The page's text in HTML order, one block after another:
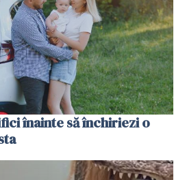
înainte să închiriezi o